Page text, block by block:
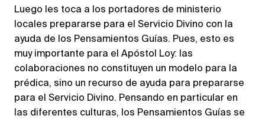
Luego les toca a los portadores de ministerio
locales prepararse para el Servicio Divino con la
ayuda de los Pensamientos Guías. Pues, esto es
muy importante para el Apóstol Loy: las
colaboraciones no constituyen un modelo para la
prédica, sino un recurso de ayuda para prepararse
para el Servicio Divino. Pensando en particular en
las diferentes culturas, los Pensamientos Guías se